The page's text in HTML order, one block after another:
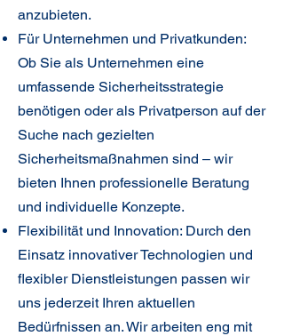
anzubieten.
Für Unternehmen und Privatkunden:
Ob Sie als Unternehmen eine
umfassende Sicherheitsstrategie
benötigen oder als Privatperson auf der
Suche nach gezielten
Sicherheitsmaßnahmen sind – wir
bieten Ihnen professionelle Beratung
und individuelle Konzepte.
Flexibilität und Innovation: Durch den
Einsatz innovativer Technologien und
flexibler Dienstleistungen passen wir
uns jederzeit Ihren aktuellen
Bedürfnissen an. Wir arbeiten eng mit